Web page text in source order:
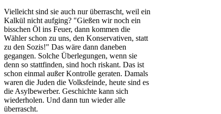
Vielleicht sind sie auch nur überrascht, weil ein
Kalkül nicht aufging? "Gießen wir noch ein
bisschen Öl ins Feuer, dann kommen die
Wähler schon zu uns, den Konservativen, statt
zu den Sozis!" Das wäre dann daneben
gegangen. Solche Überlegungen, wenn sie
denn so stattfinden, sind hoch riskant. Das ist
schon einmal außer Kontrolle geraten. Damals
waren die Juden die Volksfeinde, heute sind es
die Asylbewerber. Geschichte kann sich
wiederholen. Und dann tun wieder alle
überrascht.